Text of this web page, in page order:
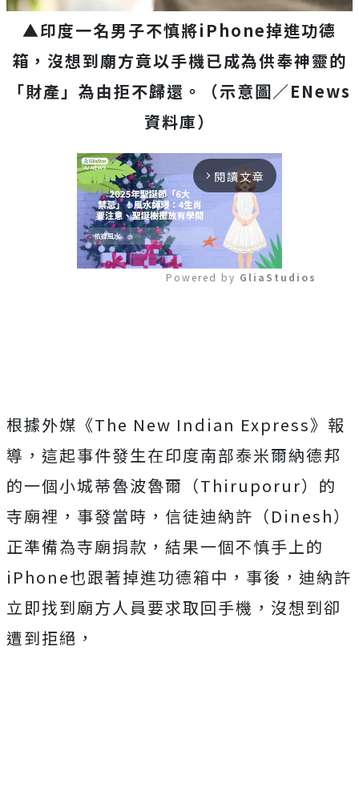
▲印度一名男子不慎將iPhone掉進功德
箱，沒想到廟方竟以手機已成為供奉神靈的
「財產」為由拒不歸還。（示意圖／ENews
資料庫）
arrow_forward_ios 閱讀文章
Powered by GliaStudios
根據外媒《The New Indian Express》報
導，這起事件發生在印度南部泰米爾納德邦
的一個小城蒂魯波魯爾（Thiruporur）的
寺廟裡，事發當時，信徒迪納許（Dinesh）
正準備為寺廟捐款 ，結果一個不慎手上的
iPhone也跟著掉進功德箱中，事後，迪納許
立即找到廟方人員要求取回手機，沒想到卻
遭到拒絕，